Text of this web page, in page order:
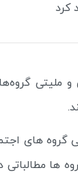
کرد
ملیتی
گروه های
ها